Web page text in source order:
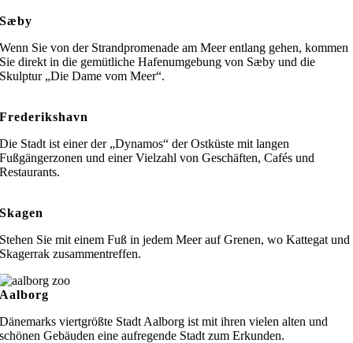
Sæby
Wenn Sie von der Strandpromenade am Meer entlang gehen, kommen
Sie direkt in die gemütliche Hafenumgebung von Sæby und die
Skulptur „Die Dame vom Meer“.
Frederikshavn
Die Stadt ist einer der „Dynamos“ der Ostküste mit langen
Fußgängerzonen und einer Vielzahl von Geschäften, Cafés und
Restaurants.
Skagen
Stehen Sie mit einem Fuß in jedem Meer auf Grenen, wo Kattegat und
Skagerrak zusammentreffen.
Aalborg
Dänemarks viertgrößte Stadt Aalborg ist mit ihren vielen alten und
schönen Gebäuden eine aufregende Stadt zum Erkunden.